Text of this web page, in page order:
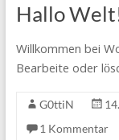
Hallo
Willkommen bei
Bearbeite oder
G0ttiN
1 Kommentar